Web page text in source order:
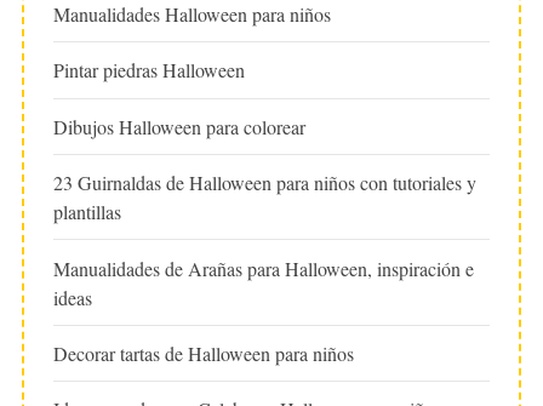
Manualidades Halloween para niños
Pintar piedras Halloween
Dibujos Halloween para colorear
23 Guirnaldas de Halloween para niños con tutoriales y
plantillas
Manualidades de Arañas para Halloween, inspiración e
ideas
Decorar tartas de Halloween para niños